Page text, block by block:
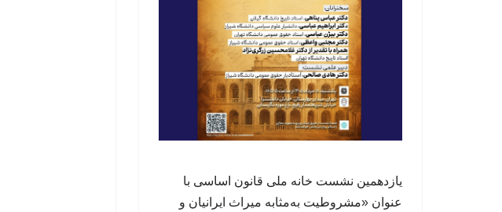
یازدهمین نشست خانه ملی قانون اساسی با
عنوان «مشروطیت به‌مثابه میراث ایرانیان و